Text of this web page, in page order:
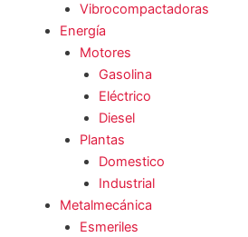
Vibrocompactadoras
Energía
Motores
Gasolina
Eléctrico
Diesel
Plantas
Domestico
Industrial
Metalmecánica
Esmeriles